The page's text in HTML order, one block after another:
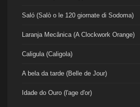
Saló (Salò o le 120 giornate di Sodoma)
Laranja Mecânica (A Clockwork Orange)
Caligula (Caligola)
A bela da tarde (Belle de Jour)
Idade do Ouro (l'age d'or)